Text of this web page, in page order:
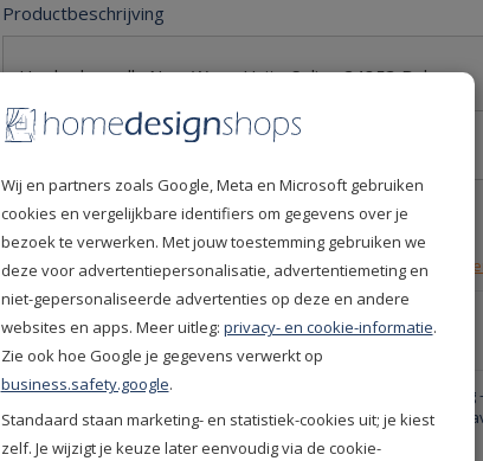
Productbeschrijving
Hookedonwalls New Wave Unito Seline 24853 Behang
Levertijd
6 dagen
Leverdatum
12-08-2026
Retourvoorwaarden
30 dagen gratis
EAN
Productgroep
Hookedonwalls Behang -
Hookedonwalls New
Merken
Hookedonwalls
Wij en partners zoals Google, Meta en Microsoft gebruiken
cookies en vergelijkbare identifiers om gegevens over je
bezoek te verwerken. Met jouw toestemming gebruiken we
deze voor advertentiepersonalisatie, advertentiemeting en
niet-gepersonaliseerde advertenties op deze en andere
websites en apps. Meer uitleg: privacy- en cookie-informatie.
Zie ook hoe Google je gegevens verwerkt op
business.safety.google.
Standaard staan marketing- en statistiek-cookies uit; je kiest
zelf. Je wijzigt je keuze later eenvoudig via de cookie-